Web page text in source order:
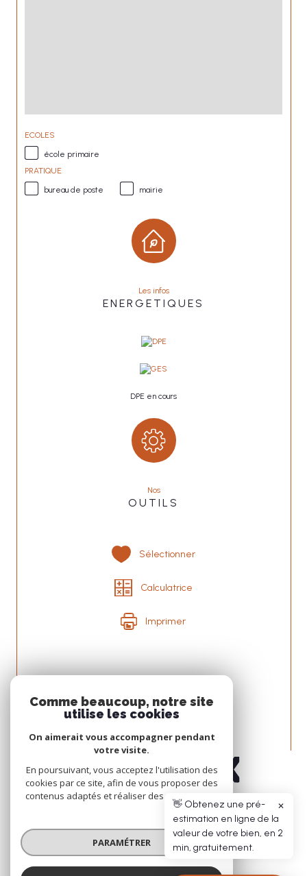
Les infos
ENERGETIQUES
DPE en cours
Nos
OUTILS
Sélectionner
Calculatrice
Imprimer
ECOLES
école primaire
PRATIQUE
bureau de poste
mairie
ADHÉRONS
© 2026 | TOUS DROITS RÉSERVÉS | TRADUCTION POWERED BY GOOGLE |
PLAN DU SITE MENTIONS LÉGALES ADMIN
NOS LIENS
POLITIQUE RGPD
COOKIES
Comme beaucoup, notre site
utilise les cookies
On aimerait vous accompagner pendant
votre visite.
En poursuivant, vous acceptez l'utilisation des
cookies par ce site, afin de vous proposer des
contenus adaptés et réaliser des statistiques !
PARAMÉTRER
👋 Obtenez une pré-
estimation en ligne de la
valeur de votre bien, en 2
min, gratuitement.
✕